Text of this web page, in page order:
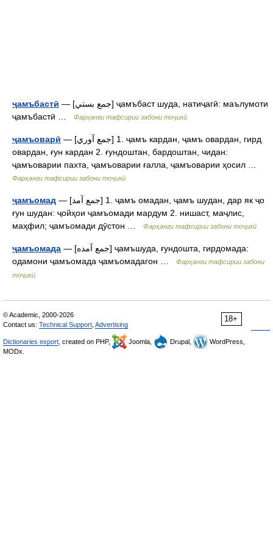
ҷамъбастӣ — [جمع بستي] ҷамъбаст шуда, натиҷагӣ: маълумоти
ҷамъбастӣ …
Фарҳанги тафсирии забони тоҷикӣ
ҷамъоварӣ — [جمع آوري] 1. ҷамъ кардан, ҷамъ овардан, гирд
овардан, ғун кардан 2. ғундоштан, бардоштан, чидан:
ҷамъоварии пахта, ҷамъоварии ғалла, ҷамъоварии ҳосил …
Фарҳанги тафсирии забони тоҷикӣ
ҷамъомад — [جمع آمد] 1. ҷамъ омадан, ҷамъ шудан, дар як ҷо
ғун шудан: ҷойҳои ҷамъомади мардум 2. нишаст, маҷлис,
маҳфил; ҷамъомади дӯстон …
Фарҳанги тафсирии забони тоҷикӣ
ҷамъомада — [جمع آمده] ҷамъшуда, ғундошта, гирдомада:
одамони ҷамъомада ҷамъомадагон …
Фарҳанги тафсирии забони
тоҷикӣ
18+
© Academic, 2000-2026
Contact us: Technical Support Advertising
Dictionaries export , created on PHP, Joomla, Drupal,
WordPress,
MODx.